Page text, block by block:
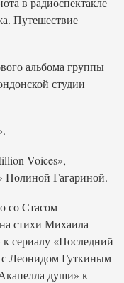
Путешествие
альбома группы
студии
Voices»,
Полиной Гагариной.
со Стасом
стихи Михаила
сериалу «Последний
с Леонидом Гуткиным
души» к